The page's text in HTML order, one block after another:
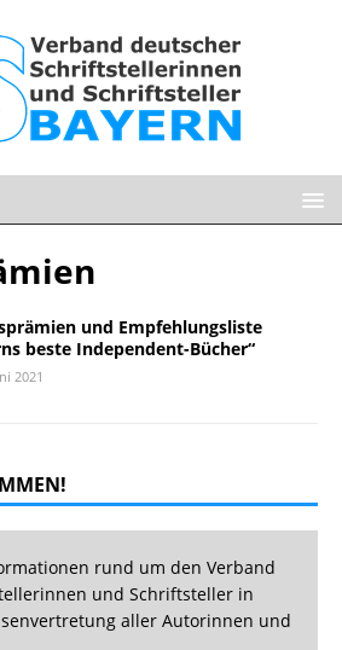
und Empfehlungsliste
beste Independent-Bücher“
2021
rund um den Verband
und Schriftsteller in
aller Autorinnen und